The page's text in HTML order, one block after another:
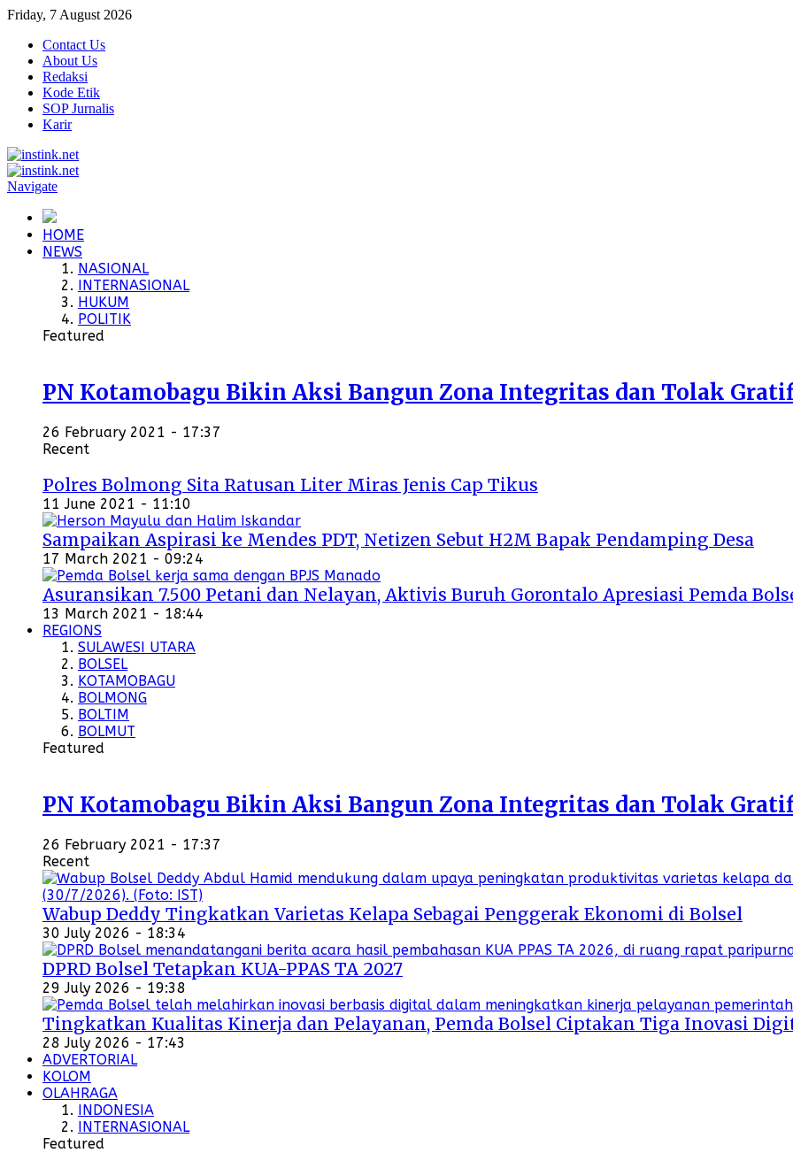
Friday, 7 August 2026
Contact Us
About Us
Redaksi
Kode Etik
SOP Jurnalis
Karir
Navigate
HOME
NEWS
NASIONAL
INTERNASIONAL
HUKUM
POLITIK
Featured
PN Kotamobagu Bikin Aksi Bangun Zona Integritas dan Tolak
26 February 2021 - 17:37
Recent
Polres Bolmong Sita Ratusan Liter Miras Jenis Cap Tikus
11 June 2021 - 11:10
Sampaikan Aspirasi ke Mendes PDT, Netizen Sebut H2M Bapak Pendamping Desa
17 March 2021 - 09:24
Asuransikan 7.500 Petani dan Nelayan, Aktivis Buruh Gorontalo Apresiasi Pemda
13 March 2021 - 18:44
REGIONS
SULAWESI UTARA
BOLSEL
KOTAMOBAGU
BOLMONG
BOLTIM
BOLMUT
Featured
PN Kotamobagu Bikin Aksi Bangun Zona Integritas dan Tolak
26 February 2021 - 17:37
Recent
Wabup Deddy Tingkatkan Varietas Kelapa Sebagai Penggerak Ekonomi di Bolsel
30 July 2026 - 18:34
DPRD Bolsel Tetapkan KUA-PPAS TA 2027
29 July 2026 - 19:38
Tingkatkan Kualitas Kinerja dan Pelayanan, Pemda Bolsel Ciptakan Tiga Inovasi
28 July 2026 - 17:43
ADVERTORIAL
KOLOM
OLAHRAGA
INDONESIA
INTERNASIONAL
Featured